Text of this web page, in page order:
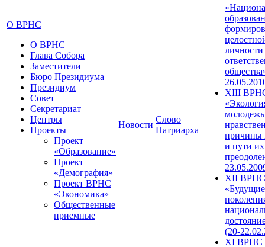
О ВРНС
О ВРНС
Глава Собора
Заместители
Бюро Президиума
Президиум
Совет
Секретариат
Центры
Проекты
Проект
«Образование»
Проект
«Демография»
Проект ВРНС
«Экономика»
Общественные
приемные
Новости
Слово
Патриарха
XIII
причины
и пути их
XII ВРНС
«Будущие
(20-
XI ВРНС